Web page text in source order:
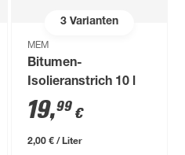
3Varianten
MEM
Bitumen-
Isolieranstrich 10 l
19,99 €
2,00 € / Liter